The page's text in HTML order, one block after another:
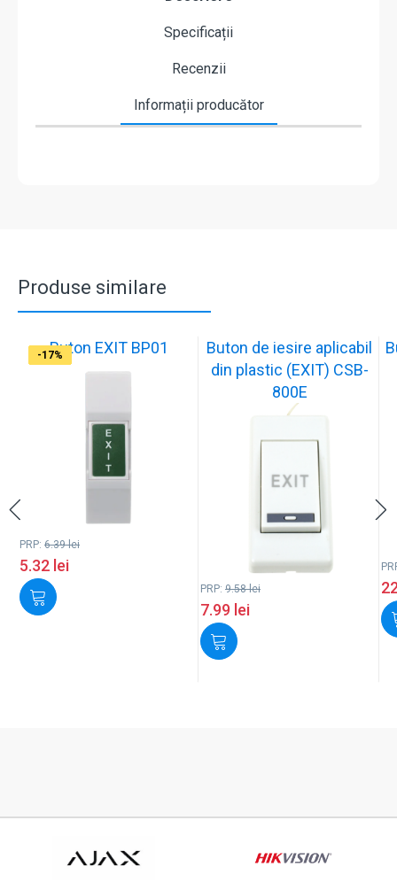
Specificații
Recenzii
Informații producător
Produse similare
-17%Buton EXIT BP01
PRP: 6.39lei
5.32 lei
-17%
Buton de iesire aplicabil
din plastic (EXIT) CSB-
800E
PRP: 9.58lei
7.99 lei
-17%
-17%
-17%
-18%
-18%
-18%
-17%
-17%